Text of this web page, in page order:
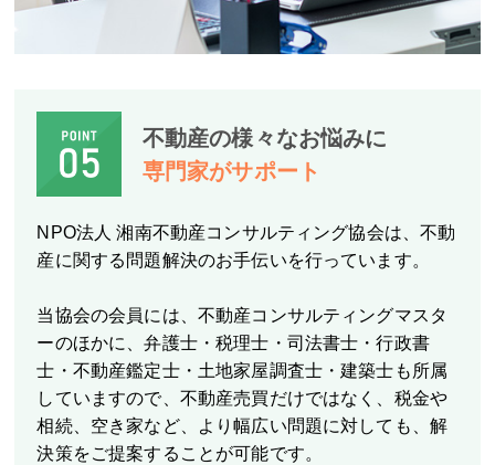
不動産の様々なお悩みに
専門家がサポート
NPO法人 湘南不動産コンサルティング協会は、不動
産に関する問題解決のお手伝いを行っています。
当協会の会員には、不動産コンサルティングマスタ
ーのほかに、弁護士・税理士・司法書士・行政書
士・不動産鑑定士・土地家屋調査士・建築士も所属
していますので、不動産売買だけではなく、税金や
相続、空き家など、より幅広い問題に対しても、解
決策をご提案することが可能です。